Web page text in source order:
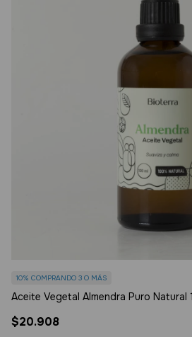
Aceite Vegetal Almendra Puro Natural
$20.908
10% COMPRANDO 3 O MÁS